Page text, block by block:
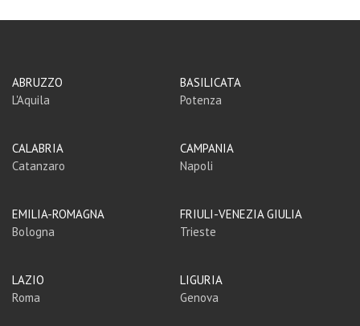
ABRUZZO
L'Aquila
BASILICATA
Potenza
CALABRIA
Catanzaro
CAMPANIA
Napoli
EMILIA-ROMAGNA
Bologna
FRIULI-VENEZIA GIULIA
Trieste
LAZIO
Roma
LIGURIA
Genova